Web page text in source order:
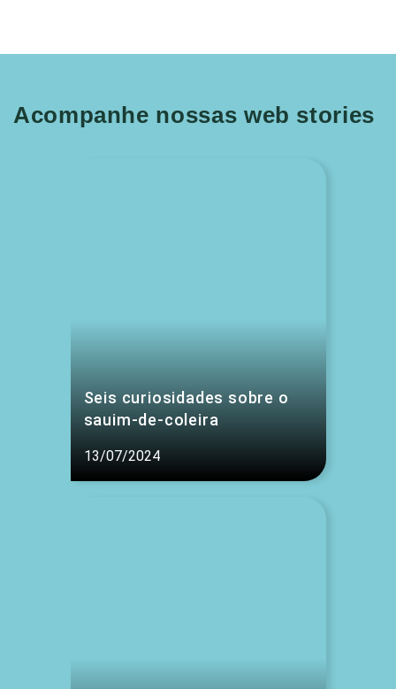
Acompanhe nossas web stories
Seis curiosidades sobre o
sauim-de-coleira
13/07/2024